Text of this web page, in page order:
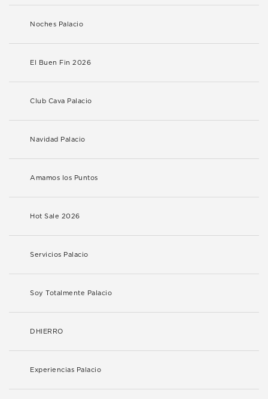
Noches Palacio
El Buen Fin 2026
Club Cava Palacio
Navidad Palacio
Amamos los Puntos
Hot Sale 2026
Servicios Palacio
Soy Totalmente Palacio
DHIERRO
Experiencias Palacio